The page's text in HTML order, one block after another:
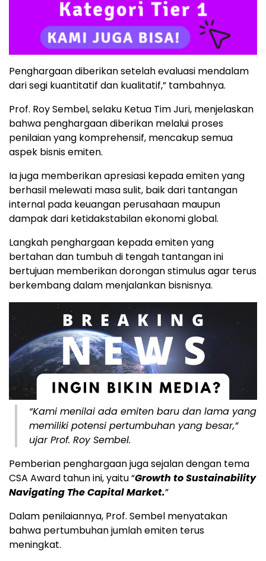
Penghargaan diberikan setelah evaluasi mendalam
dari segi kuantitatif dan kualitatif,” tambahnya.
Prof. Roy Sembel, selaku Ketua Tim Juri, menjelaskan
bahwa penghargaan diberikan melalui proses
penilaian yang komprehensif, mencakup semua
aspek bisnis emiten.
Ia juga memberikan apresiasi kepada emiten yang
berhasil melewati masa sulit, baik dari tantangan
internal pada keuangan perusahaan maupun
dampak dari ketidakstabilan ekonomi global.
Langkah penghargaan kepada emiten yang
bertahan dan tumbuh di tengah tantangan ini
bertujuan memberikan dorongan stimulus agar terus
berkembang dalam menjalankan bisnisnya.
“Kami menilai ada emiten baru dan lama yang
memiliki potensi pertumbuhan yang besar,”
ujar Prof. Roy Sembel.
Pemberian penghargaan juga sejalan dengan tema
CSA Award tahun ini, yaitu “Growth to Sustainability
Navigating The Capital Market.”
Dalam penilaiannya, Prof. Sembel menyatakan
bahwa pertumbuhan jumlah emiten terus
meningkat.